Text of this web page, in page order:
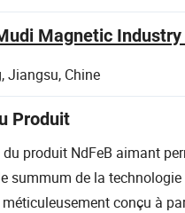
Magnetic Industry
Jiangsu, Chine
Produit
produit NdFeB aimant
summum de la
conçu à